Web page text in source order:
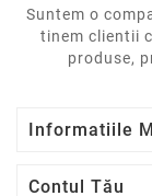
Suntem o
tinem clientii
produse,
Informatiile
Contul Tău